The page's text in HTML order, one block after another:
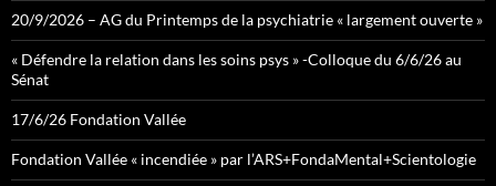
20/9/2026 – AG du Printemps de la psychiatrie « largement ouverte »
« Défendre la relation dans les soins psys » -Colloque du 6/6/26 au
Sénat
17/6/26 Fondation Vallée
Fondation Vallée « incendiée » par l’ARS+FondaMental+Scientologie